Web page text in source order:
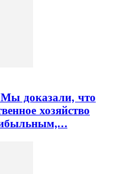
доказали, что
хозяйство